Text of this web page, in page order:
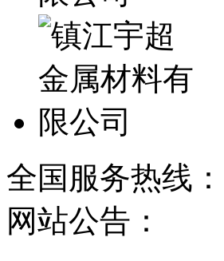
全国服务热线：
网站公告：